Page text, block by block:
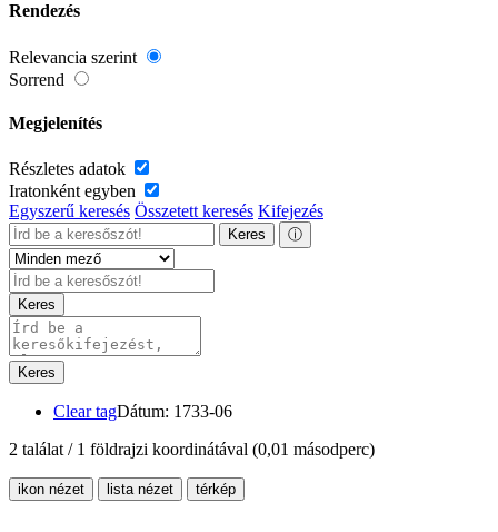
Rendezés
Relevancia szerint
Sorrend
Megjelenítés
Részletes adatok
Iratonként egyben
Egyszerű keresés Összetett keresés Kifejezés
Keres ⓘ
Keres
Keres
Clear tagDátum: 1733-06
2 találat / 1 földrajzi koordinátával (0,01 másodperc)
ikon nézet lista nézet térkép